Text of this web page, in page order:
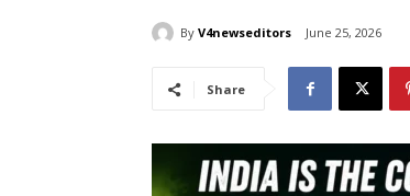
By V4newseditors June 25, 2026
Share